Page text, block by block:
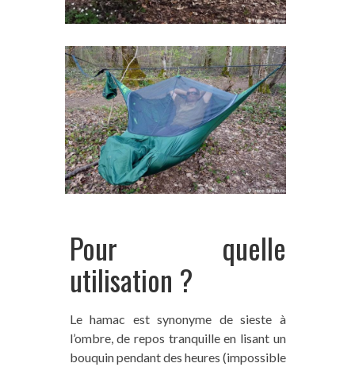
Pour quelle
utilisation ?
Le hamac est synonyme de sieste à
l’ombre, de repos tranquille en lisant un
bouquin pendant des heures (impossible